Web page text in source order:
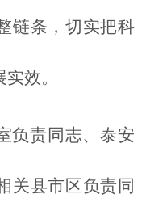
链条，切实把科
效。
负责同志、泰安
关县市区负责同